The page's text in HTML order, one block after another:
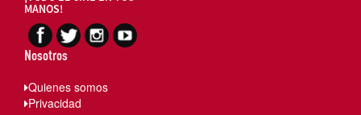
MANOS!
Nosotros
Quienes somos
Privacidad